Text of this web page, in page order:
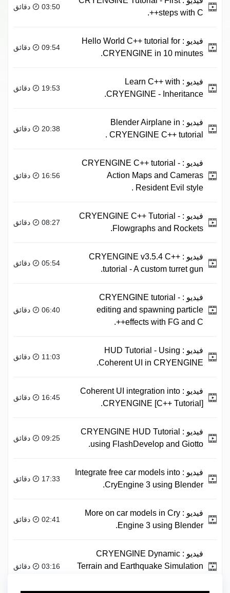
steps with C++.
03:50 دقائق
فيديو : Hello World C++ tutorial for
CRYENGINE in 10 minutes.
09:54 دقائق
فيديو : Learn C++ with
CRYENGINE - Inheritance.
19:53 دقائق
فيديو : Blender Airplane in
CRYENGINE C++ tutorial .
20:38 دقائق
فيديو : CRYENGINE C++ tutorial -
Action Maps and Cameras
Resident Evil style .
16:56 دقائق
فيديو : CRYENGINE C++ Tutorial -
Flowgraphs and Rockets.
08:27 دقائق
فيديو : CRYENGINE v3.5.4 C++
tutorial - A custom turret gun.
05:54 دقائق
فيديو : CRYENGINE tutorial -
editing and spawning particle
effects with FG and C++.
06:40 دقائق
فيديو : HUD Tutorial - Using
Coherent UI in CRYENGINE.
11:03 دقائق
فيديو : Coherent UI integration into
CRYENGINE [C++ Tutorial].
16:45 دقائق
فيديو : CRYENGINE HUD Tutorial
using FlashDevelop and Giotto.
09:25 دقائق
فيديو : Integrate free car models into
CryEngine 3 using Blender.
17:33 دقائق
فيديو : More on car models in Cry
Engine 3 using Blender.
02:41 دقائق
فيديو : CRYENGINE Dynamic
Terrain and Earthquake Simulation
03:16 دقائق